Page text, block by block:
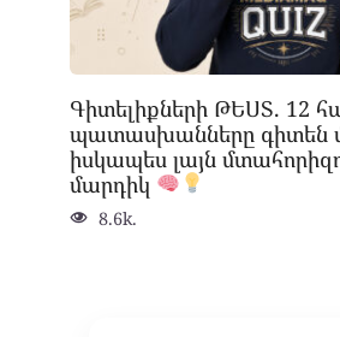
Գիտելիքների ԹԵՍՏ. 12
պատասխանները գիտեն
իսկապես լայն
մարդիկ
8.6k.